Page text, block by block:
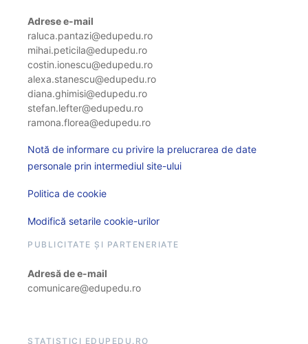
Adrese e-mail
raluca.pantazi@edupedu.ro
mihai.peticila@edupedu.ro
costin.ionescu@edupedu.ro
alexa.stanescu@edupedu.ro
diana.ghimisi@edupedu.ro
stefan.lefter@edupedu.ro
ramona.florea@edupedu.ro
Notă de informare cu privire la prelucrarea de date
personale prin intermediul site-ului
Politica de cookie
Modifică setarile cookie-urilor
PUBLICITATE ȘI PARTENERIATE
Adresă de e-mail
comunicare@edupedu.ro
STATISTICI EDUPEDU.RO